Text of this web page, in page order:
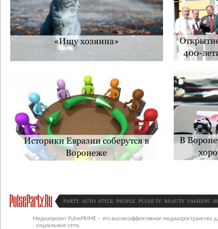
«Ищу хозяина»
400-
Историки Евразии соберутся в
Воронеже
В
PARTY AUTO STYLE PEOPLE PULSE TV BEAUTY FASHION
Медиапроект PulsePRIME – это высокоэффективное медиапространство
- социальные сети,